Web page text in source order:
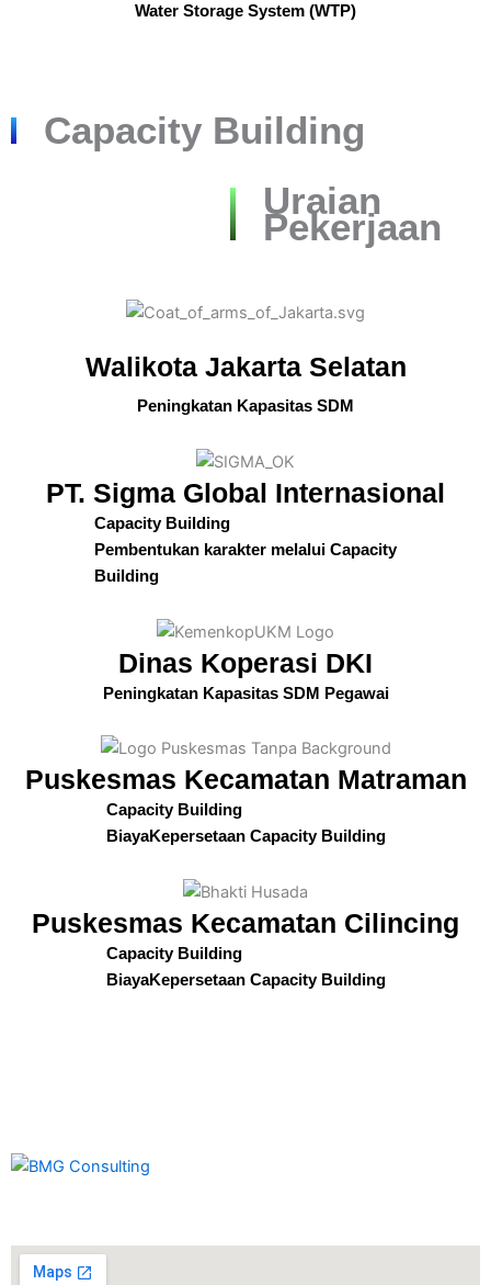
Water Storage System (WTP)
Capacity Building
Uraian
Pekerjaan
Walikota Jakarta Selatan
Peningkatan Kapasitas SDM
PT. Sigma Global Internasional
Capacity Building
Pembentukan karakter melalui Capacity
Building
Dinas Koperasi DKI
Peningkatan Kapasitas SDM Pegawai
Puskesmas Kecamatan Matraman
Capacity Building
BiayaKepersetaan Capacity Building
Puskesmas Kecamatan Cilincing
Capacity Building
BiayaKepersetaan Capacity Building